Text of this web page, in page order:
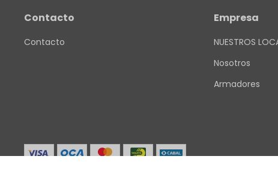
Contacto
Contacto
Empresa
NUESTROS
Nosotros
Armadores